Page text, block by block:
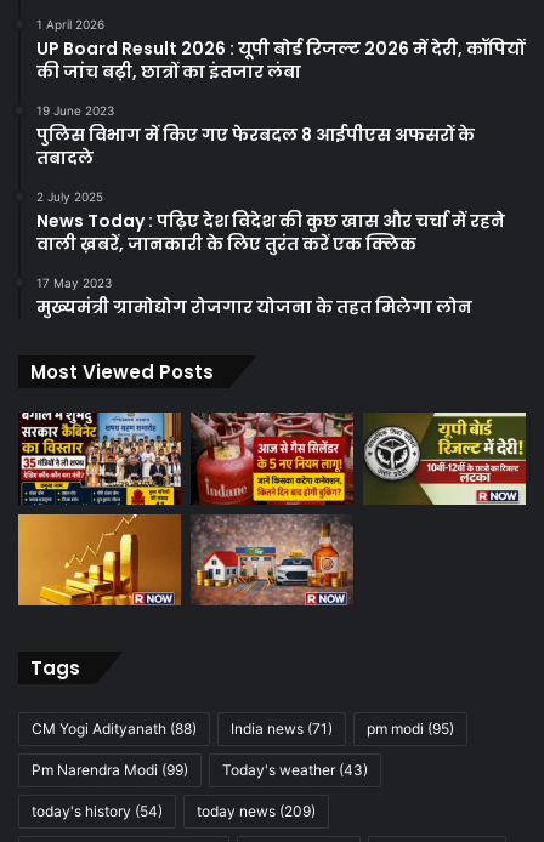
1 April 2026
UP Board Result 2026 : यूपी बोर्ड रिजल्ट 2026 में देरी, कॉपियों
की जांच बढ़ी, छात्रों का इंतजार लंबा
19 June 2023
पुलिस विभाग में किए गए फेरबदल 8 आईपीएस अफसरों के
तबादले
2 July 2025
News Today : पढ़िए देश विदेश की कुछ खास और चर्चा में रहने
वाली ख़बरें, जानकारी के लिए तुरंत करें एक क्लिक
17 May 2023
मुख्यमंत्री ग्रामोद्योग रोजगार योजना के तहत मिलेगा लोन
Most Viewed Posts
Tags
CM Yogi Adityanath (88) India news (71) pm modi (95)
Pm Narendra Modi (99) Today's weather(43)
today's history (54) today news (209)